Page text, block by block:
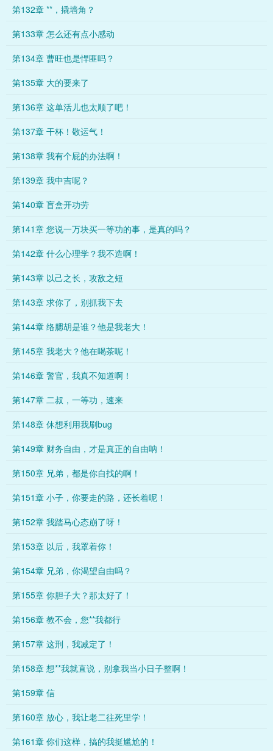
第132章 **，撬墙角？
第133章 怎么还有点小感动
第134章 曹旺也是悍匪吗？
第135章 大的要来了
第136章 这单活儿也太顺了吧！
第137章 干杯！敬运气！
第138章 我有个屁的办法啊！
第139章 我中吉呢？
第140章 盲盒开功劳
第141章 您说一万块买一等功的事，是真的吗？
第142章 什么心理学？我不造啊！
第143章 以己之长，攻敌之短
第143章 求你了，别抓我下去
第144章 络腮胡是谁？他是我老大！
第145章 我老大？他在喝茶呢！
第146章 警官，我真不知道啊！
第147章 二叔，一等功，速来
第148章 休想利用我刷bug
第149章 财务自由，才是真正的自由呐！
第150章 兄弟，都是你自找的啊！
第151章 小子，你要走的路，还长着呢！
第152章 我踏马心态崩了呀！
第153章 以后，我罩着你！
第154章 兄弟，你渴望自由吗？
第155章 你胆子大？那太好了！
第156章 教不会，您**我都行
第157章 这刑，我减定了！
第158章 想**我就直说，别拿我当小日子整啊！
第159章 信
第160章 放心，我让老二往死里学！
第161章 你们这样，搞的我挺尴尬的！